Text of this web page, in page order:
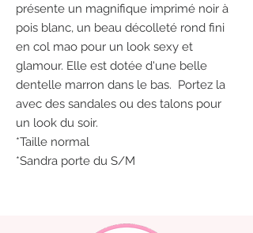
présente un magnifique imprimé noir à
pois blanc, un beau décolleté rond fini
en col mao pour un look sexy et
glamour. Elle est dotée d'une belle
dentelle marron dans le bas. Portez la
avec des sandales ou des talons pour
un look du soir.
*Taille normal
*Sandra porte du S/M